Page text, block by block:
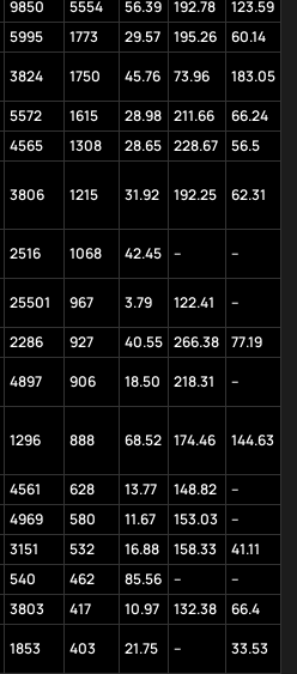
9850 5554 56.39 192.78
123.59
5995 1773 29.57 195.26
60.14
3824 1750 45.76 73.96
183.05
5572 1615 28.98 211.66
66.24
4565 1308 28.65 228.67 56.5
3806 1215 31.92 192.25 62.31
2516 1068 42.45 – –
25501 967 3.79 122.41
–
2286 927 40.55 266.38
77.19
4897 906 18.50 218.31 –
1296 888 68.52 174.46 144.63
4561 628 13.77 148.82
–
4969 580 11.67 153.03
–
3151 532 16.88 158.33
41.11
540 462 85.56 –
–
3803 417 10.97 132.38
66.4
1853 403 21.75 –
33.53